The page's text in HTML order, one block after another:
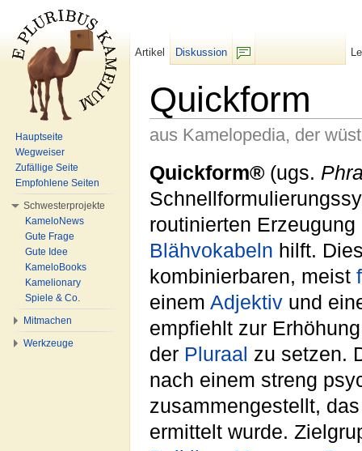
Quickform
aus Kamelopedia, der
Quickform® (ugs.
routinierten
Blähvokabeln hilft.
kombinierbaren, meist
einem Adjektiv und
empfiehlt zur
der Pluraal zu setzen.
nach einem streng
zusammengestellt,
ermittelt wurde.
Artikel
Diskussion
Hauptseite
Wegweiser
Zufällige Seite
Empfohlene Seiten
Schwesterprojekte
KameloNews
Gute Frage
Gute Idee
KameloBooks
Kamelionary
Spiele & Co.
Mitmachen
Werkzeuge